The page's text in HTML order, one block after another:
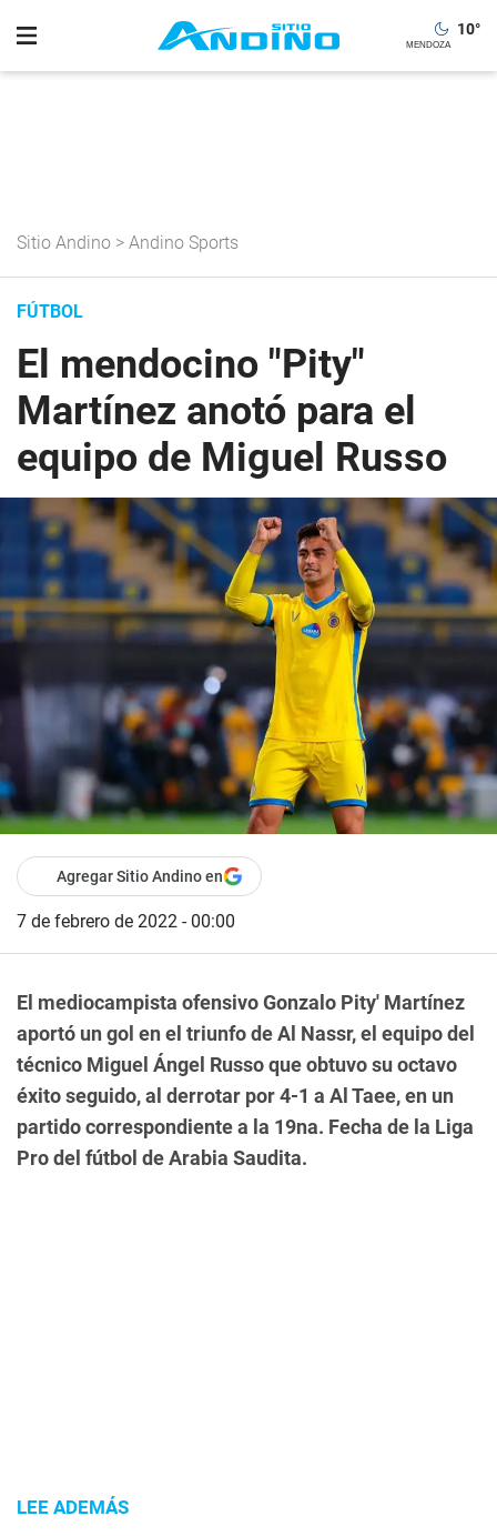
10°
Sitio Andino > Andino Sports
FÚTBOL
El mendocino "Pity"
Martínez anotó para el
equipo de Miguel Russo
Agregar Sitio Andino en
7 de febrero de 2022 - 00:00
El mediocampista ofensivo Gonzalo Pity' Martínez
aportó un gol en el triunfo de Al Nassr, el equipo del
técnico Miguel Ángel Russo que obtuvo su octavo
éxito seguido, al derrotar por 4-1 a Al Taee, en un
partido correspondiente a la 19na. Fecha de la Liga
Pro del fútbol de Arabia Saudita.
LEE ADEMÁS